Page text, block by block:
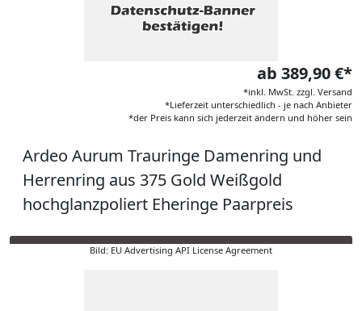
ab 389,90 €*
*inkl. MwSt. zzgl. Versand
*Lieferzeit unterschiedlich - je nach Anbieter
*der Preis kann sich jederzeit ändern und höher sein
Ardeo Aurum Trauringe Damenring und
Herrenring aus 375 Gold Weißgold
hochglanzpoliert Eheringe Paarpreis
Bild: EU Advertising API License Agreement